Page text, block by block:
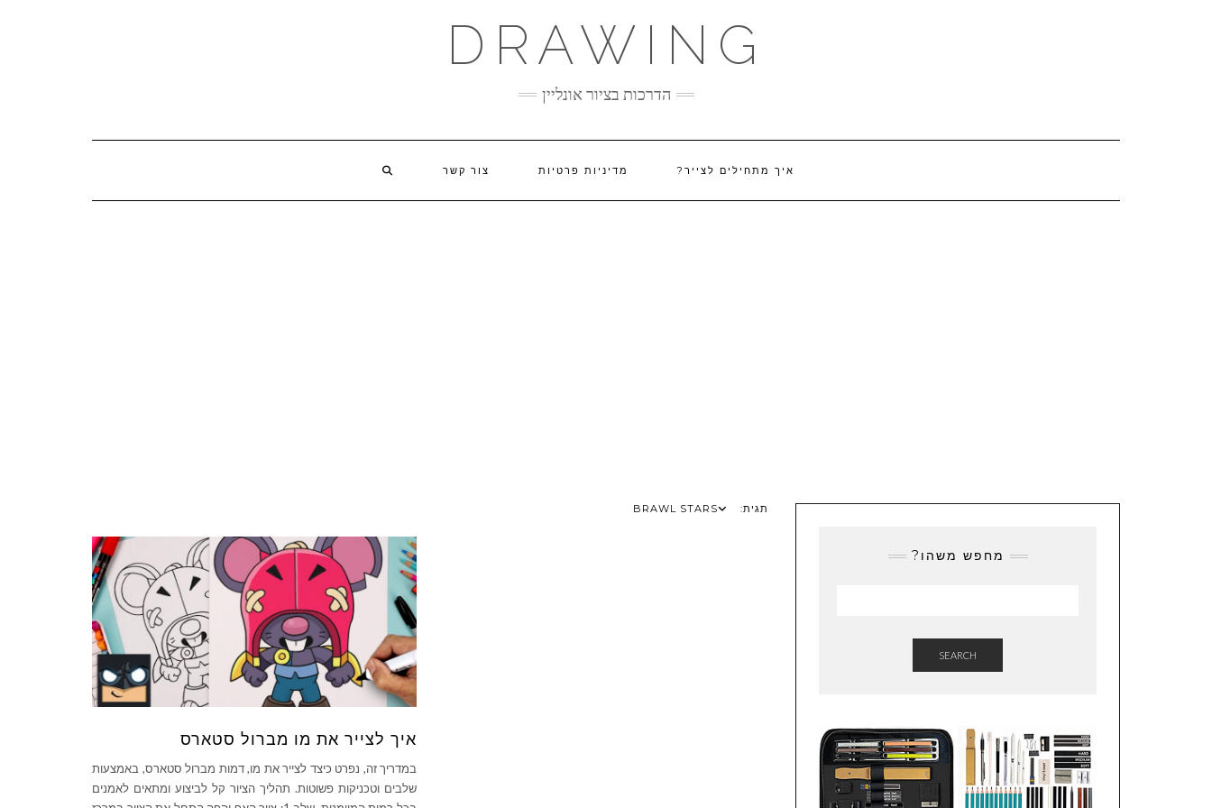
DRAWING
הדרכות בציור אונליין
איך מתחילים לצייר? מדיניות פרטיות צור קשר
תגית: BRAWL STARS
איך לצייר את מו מברול סטארס
במדריך זה, נפרט כיצד לצייר את מו, דמות מברול סטארס, באמצעות
שלבים וטכניקות פשוטות. תהליך הציור קל לביצוע ומתאים לאמנים
מחפש משהו?
SEARCH